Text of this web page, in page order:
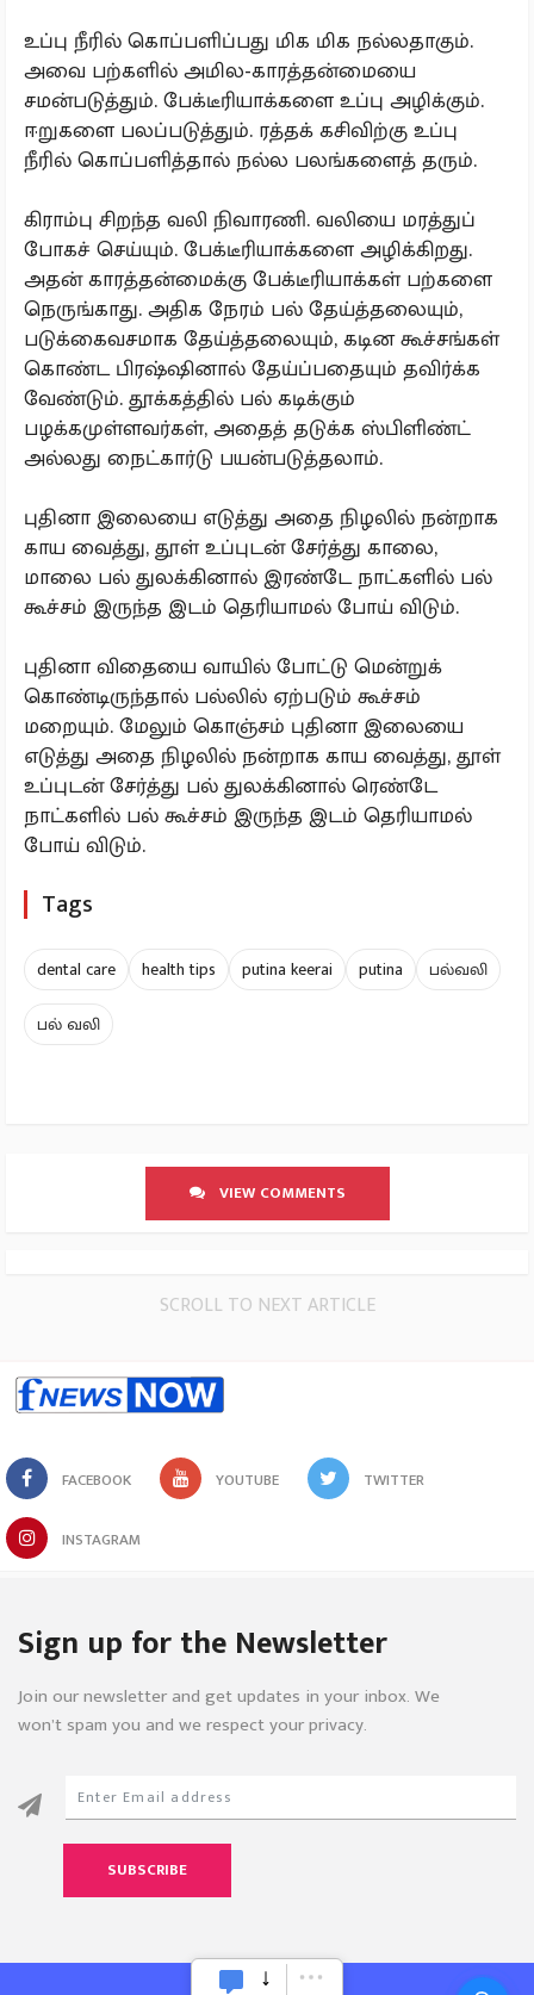
உப்பு நீரில் கொப்பளிப்பது மிக மிக நல்லதாகும்.
அவை பற்களில் அமில-காரத்தன்மையை
சமன்படுத்தும். பேக்டீரியாக்களை உப்பு அழிக்கும்.
ஈறுகளை பலப்படுத்தும். ரத்தக் கசிவிற்கு உப்பு
நீரில் கொப்பளித்தால் நல்ல பலங்களைத் தரும்.
கிராம்பு சிறந்த வலி நிவாரணி. வலியை மரத்துப்
போகச் செய்யும். பேக்டீரியாக்களை அழிக்கிறது.
அதன் காரத்தன்மைக்கு பேக்டீரியாக்கள் பற்களை
நெருங்காது. அதிக நேரம் பல் தேய்த்தலையும்,
படுக்கைவசமாக தேய்த்தலையும், கடின கூச்சங்கள்
கொண்ட பிரஷ்ஷினால் தேய்ப்பதையும் தவிர்க்க
வேண்டும். தூக்கத்தில் பல் கடிக்கும்
பழக்கமுள்ளவர்கள், அதைத் தடுக்க ஸ்பிளிண்ட்
அல்லது நைட்கார்டு பயன்படுத்தலாம்.
புதினா இலையை எடுத்து அதை நிழலில் நன்றாக
காய வைத்து, தூள் உப்புடன் சேர்த்து காலை,
மாலை பல் துலக்கினால் இரண்டே நாட்களில் பல்
கூச்சம் இருந்த இடம் தெரியாமல் போய் விடும்.
புதினா விதையை வாயில் போட்டு மென்றுக்
கொண்டிருந்தால் பல்லில் ஏற்படும் கூச்சம்
மறையும். மேலும் கொஞ்சம் புதினா இலையை
எடுத்து அதை நிழலில் நன்றாக காய வைத்து, தூள்
உப்புடன் சேர்த்து பல் துலக்கினால் ரெண்டே
நாட்களில் பல் கூச்சம் இருந்த இடம் தெரியாமல்
போய் விடும்.
Tags
dental care health tips putina keerai putina
பல்வலி
பல் வலி
VIEW COMMENTS
SCROLL TO NEXT ARTICLE
FACEBOOK YOUTUBE TWITTER
INSTAGRAM
Sign up for the Newsletter
Join our newsletter and get updates in your inbox. We
won’t spam you and we respect your privacy.
SUBSCRIBE